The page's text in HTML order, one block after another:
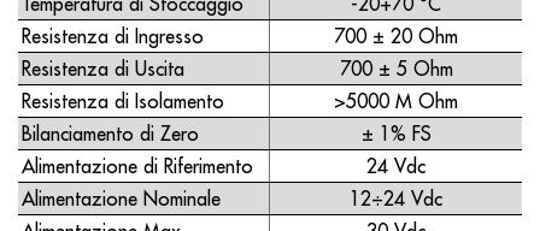
Resistenza di Ingresso
700 ± 20 Ohm
Resistenza di Uscita
700 ± 5 Ohm
Resistenza di Isolamento
>5000 M Ohm
Bilanciamento di Zero
± 1% FS
Alimentazione di Riferimento
24 Vdc
Alimentazione Nominale
12÷24 Vdc